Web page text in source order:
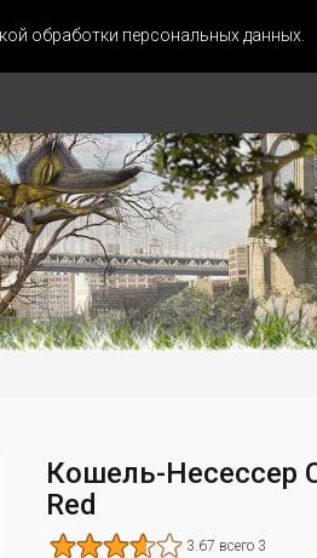
обработки персональных данных.
Кошель-Несессер
Red
3.67 всего 3